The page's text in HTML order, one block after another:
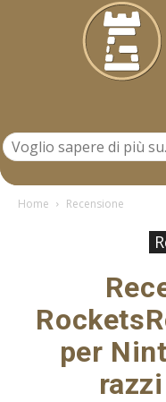
Home Recensione
per